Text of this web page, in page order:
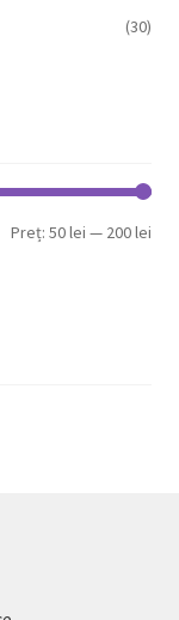
(30)
Preț:50 lei — 200 lei